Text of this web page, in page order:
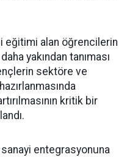
eğitimi alan öğrencilerin
yakından tanıması
sektöre ve
kritik bir
entegrasyonuna